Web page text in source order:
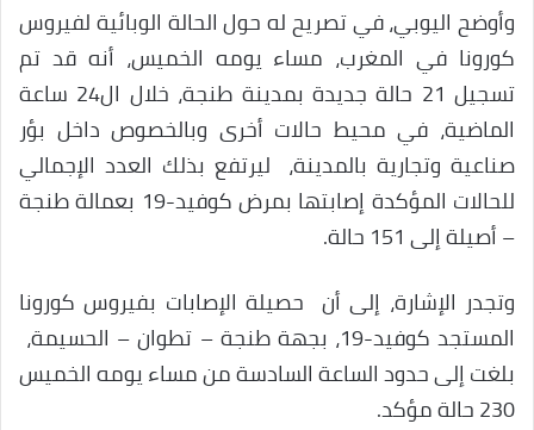
وأوضح اليوبي، في تصريح له حول الحالة الوبائية لفيروس
كورونا في المغرب، مساء يومه الخميس، أنه قد تم
تسجيل 21 حالة جديدة بمدينة طنجة، خلال ال24 ساعة
الماضية، في محيط حالات أخرى وبالخصوص داخل بؤر
صناعية وتجارية بالمدينة، ليرتفع بذلك العدد الإجمالي
للحالات المؤكدة إصابتها بمرض كوفيد-19 بعمالة طنجة
– أصيلة إلى 151 حالة.
وتجدر الإشارة، إلى أن حصيلة الإصابات بفيروس كورونا
المستجد كوفيد-19، بجهة طنجة – تطوان – الحسيمة،
بلغت إلى حدود الساعة السادسة من مساء يومه الخميس
230 حالة مؤكد.